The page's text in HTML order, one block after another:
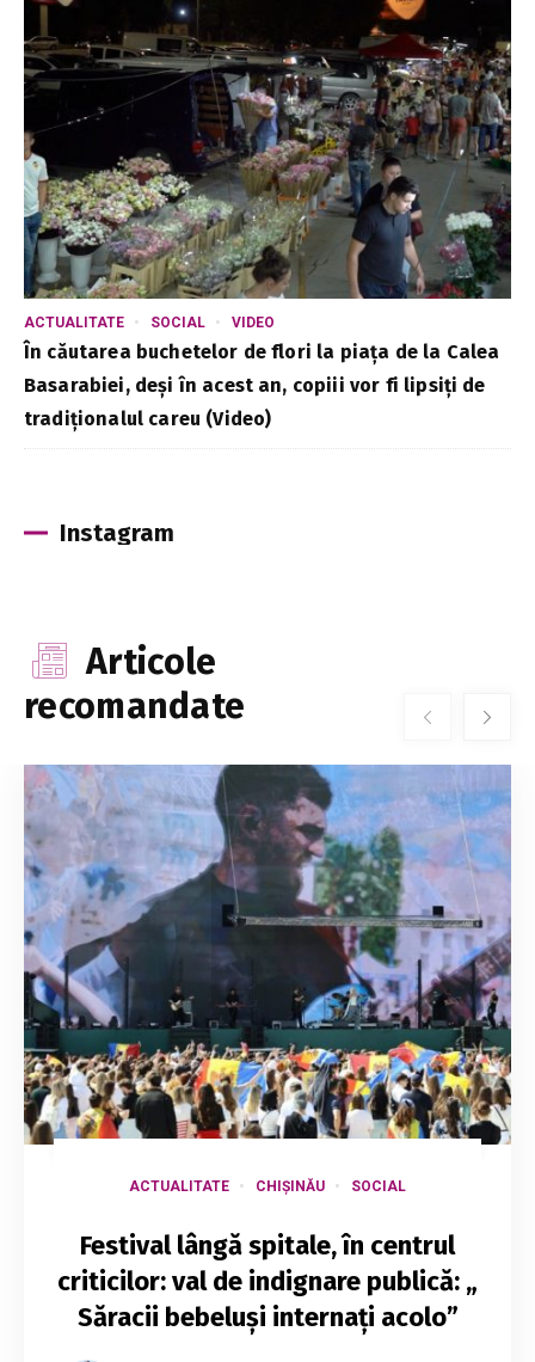
ACTUALITATE SOCIAL VIDEO
În căutarea buchetelor de flori la piața de la Calea
Basarabiei, deși în acest an, copiii vor fi lipsiți de
tradiționalul careu (Video)
Instagram
Articole
recomandate
ACTUALITATE CHIȘINĂU SOCIAL
Festival lângă spitale, în centrul
criticilor: val de indignare publică: „
Săracii bebeluși internați acolo”